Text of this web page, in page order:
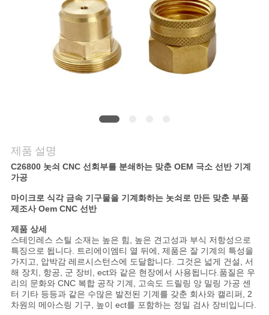
인
용
을
요
청
하
십
제품 설명
C26800 놋쇠 CNC 선회부를 분쇄하는 맞춘 OEM 극소 선반 기계
가공
마이크로 식각 금속 기구물을 기계화하는 놋쇠로 만든 맞춘 부품
제조사 Oem CNC 선반
제품 상세
스테인레스 스틸 소재는 높은 힘, 높은 견고성과 부식 저항성으로
특징으로 됩니다. 트리에이엠티 열 뒤에, 제품은 잘 기계의 특성을
가지고, 압박감 레르시스턴스에 도달합니다. 그것은 넓게 건설, 서
해 장치, 항공, 군 장비, ect와 같은 현장에서 사용됩니다.품질은 우
리의 문화와 CNC 복합 공작 기계, 고속도 드릴링 앙 밀링 가공 센
터 기타 등등과 같은 수많은 발전된 기계를 갖춘 회사와 캘리퍼, 2
차원의 메아스링 기구, 높이 ect를 포함하는 정밀 검사 장비입니다.